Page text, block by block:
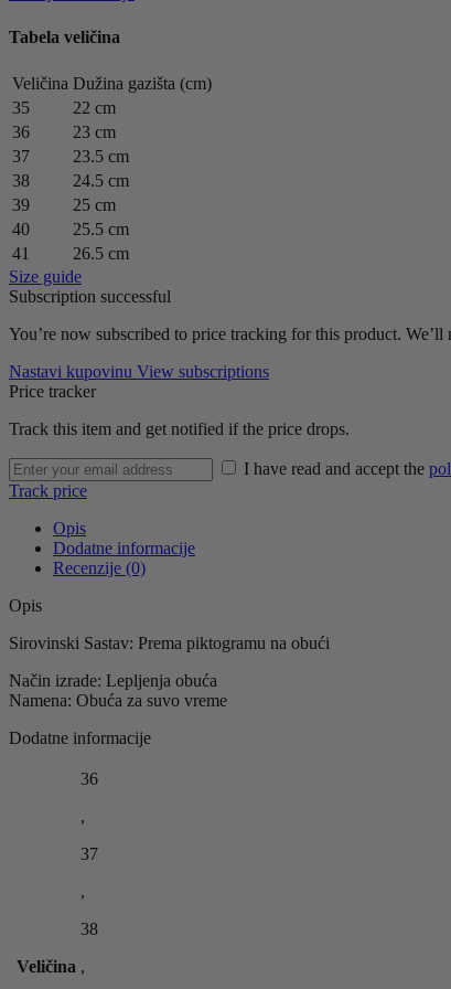
Tabela veličina
Veličina Dužina gazišta (cm)
35
22 cm
36
23 cm
37
23.5 cm
38
24.5 cm
39
25 cm
40
25.5 cm
41
26.5 cm
Size guide
Subscription successful
You’re now subscribed to price tracking for this product. We’ll
Nastavi kupovinu View subscriptions
Price tracker
Track this item and get notified if the price drops.
I have read and accept the
Track price
Opis
Dodatne informacije
Recenzije (0)
Opis
Sirovinski Sastav: Prema piktogramu na obući
Način izrade: Lepljenja obuća
Namena: Obuća za suvo vreme
Dodatne informacije
Veličina
36
,
37
,
38
,